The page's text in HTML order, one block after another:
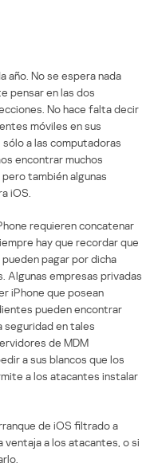
año. No se espera nada
pensar en las dos
No hace falta decir
móviles en sus
a las computadoras
encontrar muchos
también algunas
iOS.
requieren concatenar
hay que recordar que
pagar por dicha
Algunas empresas privadas
iPhone que posean
pueden encontrar
seguridad en tales
de MDM
a sus blancos que los
a los atacantes instalar
de iOS filtrado a
ventaja a los atacantes, o si